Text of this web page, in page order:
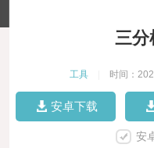
三分
工具 时间：
安卓下载
安